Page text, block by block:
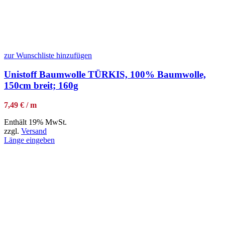
zur Wunschliste hinzufügen
Unistoff Baumwolle TÜRKIS, 100% Baumwolle,
150cm breit; 160g
7,49 € / m
Enthält 19% MwSt.
zzgl. Versand
Länge eingeben